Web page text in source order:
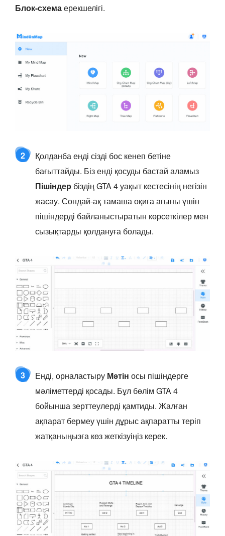
Блок-схемаерекшелігі.
2
Қолданба енді сізді бос кенеп бетіне
бағыттайды. Біз енді қосуды бастай аламыз
Пішіндер біздің GTA 4 уақыт кестесінің негізін
жасау. Сондай-ақ тамаша оқиға ағыны үшін
пішіндерді байланыстыратын көрсеткілер мен
сызықтарды қолдануға болады.
3 Енді, орналастыру Мәтін осы пішіндерге
мәліметтерді қосады. Бұл бөлім GTA 4
бойынша зерттеулерді қамтиды. Жалған
ақпарат бермеу үшін дұрыс ақпаратты теріп
жатқаныңызға көз жеткізуіңіз керек.